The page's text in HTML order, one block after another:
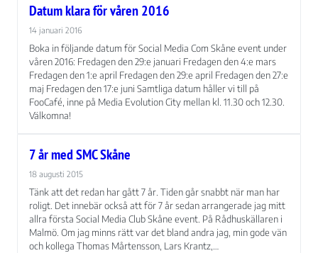
Datum klara för våren 2016
14 januari 2016
Boka in följande datum för Social Media Com Skåne event under
våren 2016: Fredagen den 29:e januari Fredagen den 4:e mars
Fredagen den 1:e april Fredagen den 29:e april Fredagen den 27:e
maj Fredagen den 17:e juni Samtliga datum håller vi till på
FooCafé, inne på Media Evolution City mellan kl. 11.30 och 12.30.
Välkomna!
7 år med SMC Skåne
18 augusti 2015
Tänk att det redan har gått 7 år. Tiden går snabbt när man har
roligt. Det innebär också att för 7 år sedan arrangerade jag mitt
allra första Social Media Club Skåne event. På Rådhuskällaren i
Malmö. Om jag minns rätt var det bland andra jag, min gode vän
och kollega Thomas Mårtensson, Lars Krantz,…
Dessa kakor
går inte att
välja bort. De
behövs för att
hemsidan
över huvud
taget ska
fungera.
Statistik
För att vi ska
kunna
förbättra
hemsidans
funktionalitet
och